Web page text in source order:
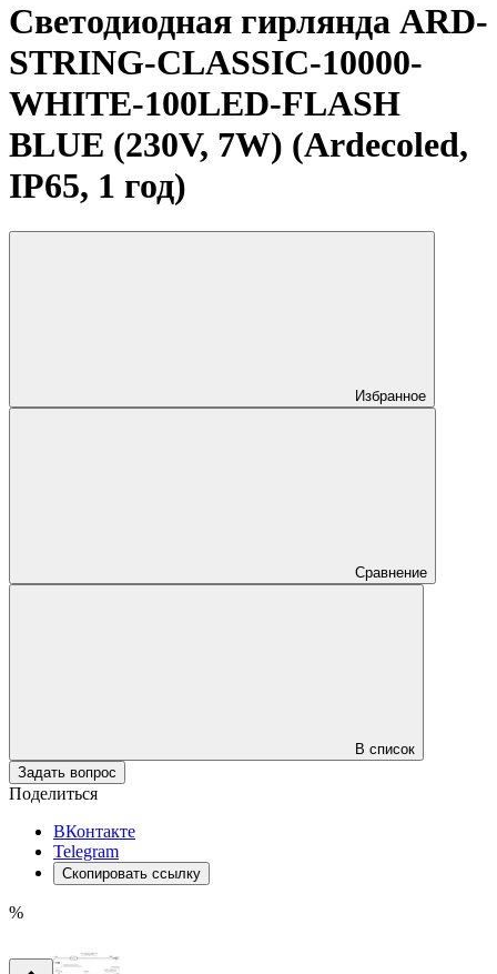
Светодиодная гирлянда ARD-
STRING-CLASSIC-10000-
WHITE-100LED-FLASH
BLUE (230V, 7W) (Ardecoled,
IP65, 1 год)
Избранное
Сравнение
В список
Задать вопрос
Поделиться
ВКонтакте
Telegram
Скопировать ссылку
%